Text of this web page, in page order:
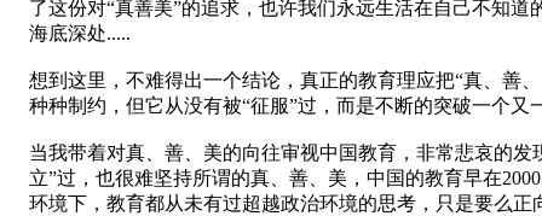
了这份对“真善美”的追求，也许我们永远生活在自己不知
海底深处.....
想到这里，不难得出一个结论，真正的教育理应把“真、善
种种制约，但它从没有被“征服”过，而是不断的突破一个
当我带着对真、善、美的向往审视中国教育，非常悲哀的
立”过，也很难坚持所谓的真、善、美，中国的教育早在
环境下，教育都从未有过超越政治环境的思考，只是要么